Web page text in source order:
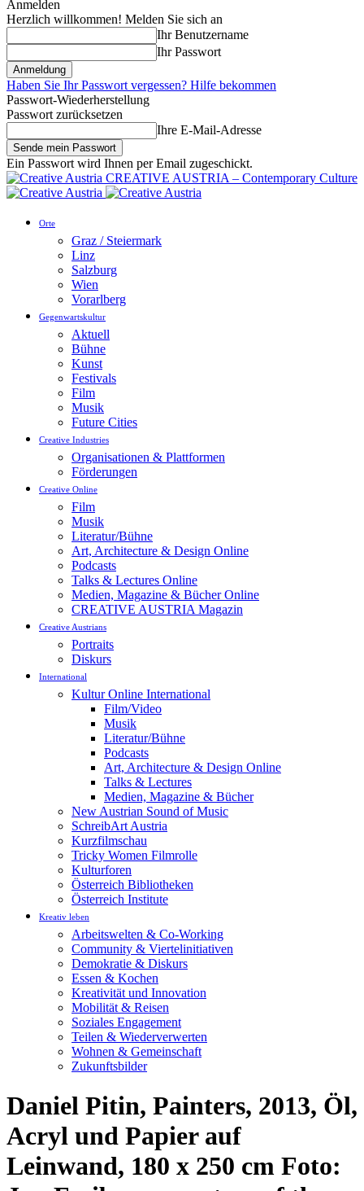
Anmelden
Herzlich willkommen! Melden Sie sich an
Ihr Benutzername
Ihr Passwort
Haben Sie Ihr Passwort vergessen? Hilfe bekommen
Passwort-Wiederherstellung
Passwort zurücksetzen
Ihre E-Mail-Adresse
Ein Passwort wird Ihnen per Email zugeschickt.
CREATIVE AUSTRIA – Contemporary Culture
Orte
Graz / Steiermark
Linz
Salzburg
Wien
Vorarlberg
Gegenwartskultur
Aktuell
Bühne
Kunst
Festivals
Film
Musik
Future Cities
Creative Industries
Organisationen & Plattformen
Förderungen
Creative Online
Film
Musik
Literatur/Bühne
Art, Architecture & Design Online
Podcasts
Talks & Lectures Online
Medien, Magazine & Bücher Online
CREATIVE AUSTRIA Magazin
Creative Austrians
Portraits
Diskurs
International
Kultur Online International
Film/Video
Musik
Literatur/Bühne
Podcasts
Art, Architecture & Design Online
Talks & Lectures
Medien, Magazine & Bücher
New Austrian Sound of Music
SchreibArt Austria
Kurzfilmschau
Tricky Women Filmrolle
Kulturforen
Österreich Bibliotheken
Österreich Institute
Kreativ leben
Arbeitswelten & Co-Working
Community & Viertelinitiativen
Demokratie & Diskurs
Essen & Kochen
Kreativität und Innovation
Mobilität & Reisen
Soziales Engagement
Teilen & Wiederverwerten
Wohnen & Gemeinschaft
Zukunftsbilder
Daniel Pitin, Painters, 2013, Öl,
Acryl und Papier auf
Leinwand, 180 x 250 cm Foto: